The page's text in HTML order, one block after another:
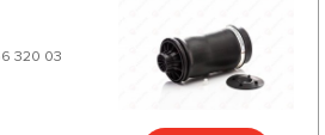
320 03